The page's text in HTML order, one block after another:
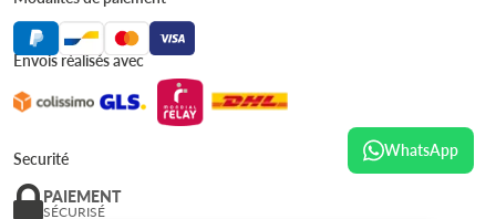
Envois réalisés avec
Securité
PAIEMENT
SÉCURISÉ
WhatsApp